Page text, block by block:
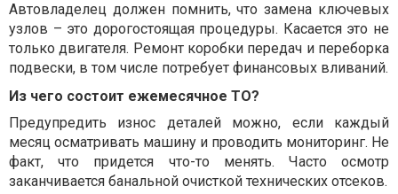
Автовладелец должен помнить, что замена ключевых
узлов – это дорогостоящая процедуры. Касается это не
только двигателя. Ремонт коробки передач и переборка
подвески, в том числе потребует финансовых вливаний.
Из чего состоит ежемесячное ТО?
Предупредить износ деталей можно, если каждый
месяц осматривать машину и проводить мониторинг. Не
факт, что придется что-то менять. Часто осмотр
заканчивается банальной очисткой технических отсеков.